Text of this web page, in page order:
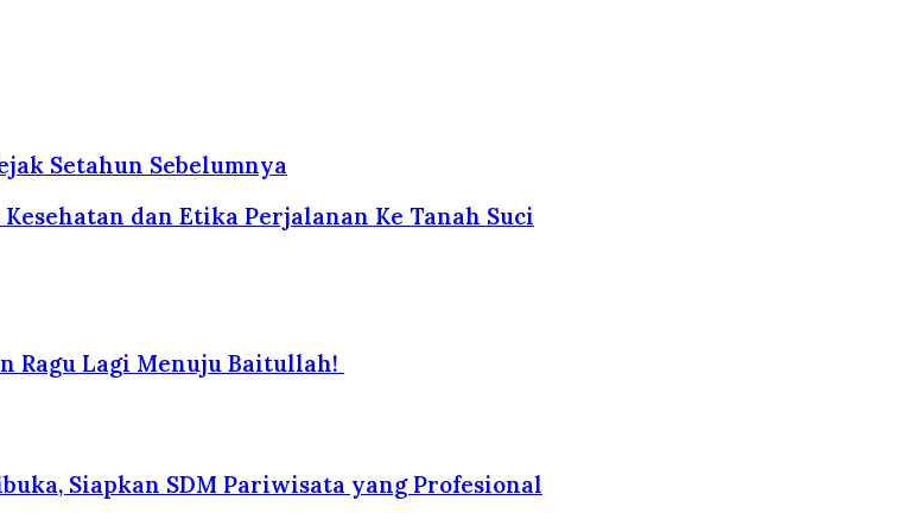
Setahun Sebelumnya
dan Etika Perjalanan Ke Tanah Suci
Ragu Lagi Menuju Baitullah!
Siapkan SDM Pariwisata yang Profesional